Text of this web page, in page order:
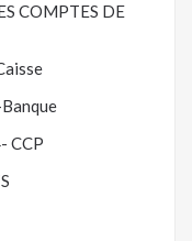
COMPTES DE
CCP